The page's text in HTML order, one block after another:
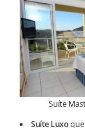
Suíte
Suíte Luxo